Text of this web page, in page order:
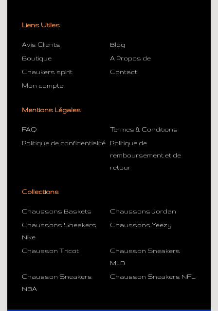
Liens Utiles
Avis Clients
Blog
Boutique
A Propos de
Chaukers spirit
Contact
Mon compte
Mentions Légales
FAQ
Termes & Conditions
Politique de confidentialité
Politique de
remboursement et de
retour
Collections
Chaussons Baskets
Chaussons Jordan
Chaussons Sneakers
Nike
Chaussons Yeezy
Chausson Tricot
Chausson Sneakers
MLB
Chausson Sneakers
NBA
Chausson Sneakers NFL